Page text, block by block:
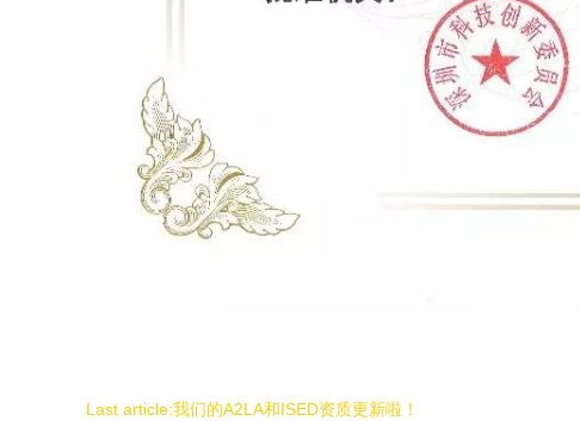
Last article:我们的A2LA和ISED资质更新啦！